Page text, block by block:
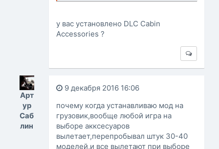
у вас установлено DLC Cabin
Accessories ?
Арт
ур
Саб
лин
9 декабря 2016 16:06
почему когда устанавливаю мод на
грузовик,вообще любой игра на
выборе акксесуаров
вылетает,перепробывал штук 30-40
моделей,и все вылетают при выборе